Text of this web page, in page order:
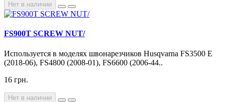
Нет в наличии
FS900T SCREW NUT/
Используется в моделях швонарезчиков Husqvarna FS3500 E
(2018-06), FS4800 (2008-01), FS6600 (2006-44..
16 грн.
Нет в наличии